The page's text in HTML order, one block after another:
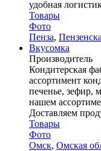
удобная
Товары
Фото
Пенза,
Вкусомка
Производитель
Кондитерская
ассортимент
печенье, зефир,
нашем
Доставляем
Товары
Фото
Омск, Омская